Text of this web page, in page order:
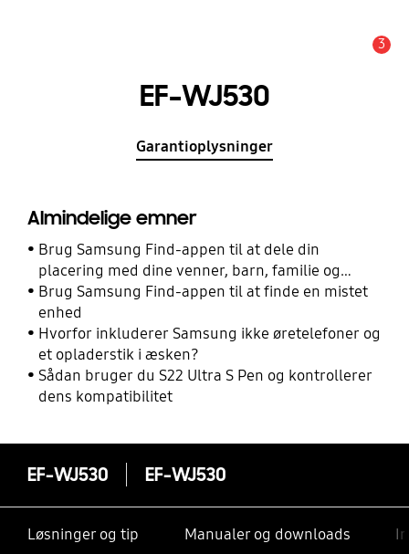
3
EF-WJ530
Garantioplysninger
Almindelige emner
Brug Samsung Find-appen til at dele din
placering med dine venner, barn, familie og
andre kontakter
Brug Samsung Find-appen til at finde en mistet
enhed
Hvorfor inkluderer Samsung ikke øretelefoner og
et opladerstik i æsken?
Sådan bruger du S22 Ultra S Pen og kontrollerer
dens kompatibilitet
EF-WJ530 EF-WJ530
Løsninger og tip Manualer og downloads